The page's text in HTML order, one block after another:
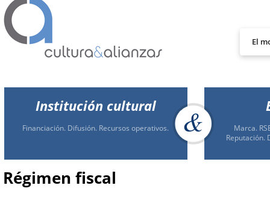
El
Institución cultural
Financiación. Difusión. Recursos operativos.
Marca.
Reputación.
Régimen fiscal